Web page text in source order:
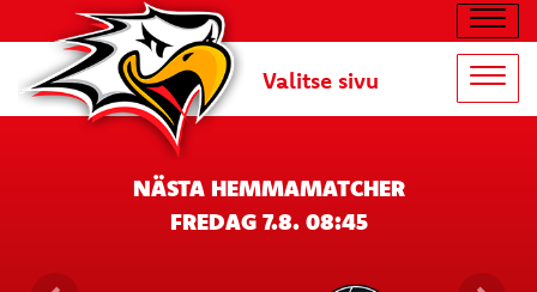
Valitse sivu
NÄSTA HEMMAMATCHER
FREDAG 7.8. 08:45